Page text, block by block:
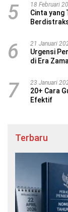
5 18 Februari
Cinta yang
6 21 Januari
Urgensi
di Era
7 23 Januari
20+ Cara
Efektif
Terbaru